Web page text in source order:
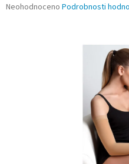
Průměrné
Neohodnoceno Podrobnosti